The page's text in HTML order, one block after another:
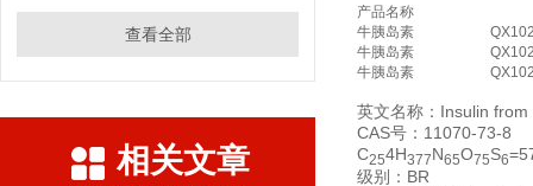
查看全部
相关文章
产品名称
牛胰岛素
牛胰岛素
牛胰岛素
英文名称：Insulin
CAS号：11070-73-8
C254H377N65O75S6
级别：BR